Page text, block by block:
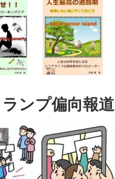
ンプ偏向報道